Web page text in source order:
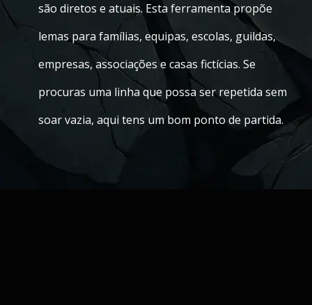
são diretos e atuais. Esta ferramenta propõe
lemas para famílias, equipas, escolas, guildas,
empresas, associações e casas fictícias. Se
procuras uma linha que possa ser repetida sem
soar vazia, aqui tens um bom ponto de partida.